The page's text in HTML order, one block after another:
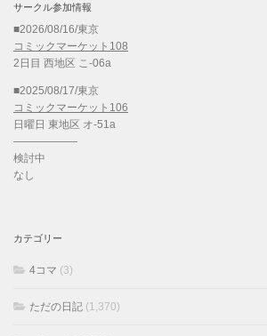
サークル参加情報
■2026/08/16/東京
コミックマーケット108
2日目 西地区 こ-06a
■2025/08/17/東京
コミックマーケット106
日曜日 東地区 オ-51a
——————
検討中
なし
カテゴリー
4コマ (3)
ただの日記 (1,370)